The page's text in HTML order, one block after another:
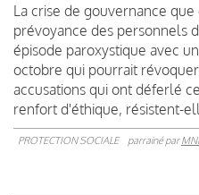
La crise de gouvernance
prévoyance des personnels
épisode paroxystique avec
octobre qui pourrait
accusations qui ont déferlé
renfort d'éthique, résistent-
PROTECTION SOCIALE parrainé par